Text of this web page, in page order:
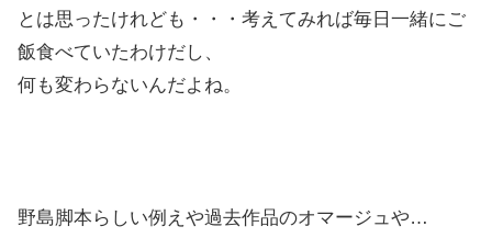
とは思ったけれども・・・考えてみれば毎日一緒にご
飯食べていたわけだし、
何も変わらないんだよね。
野島脚本らしい例えや過去作品のオマージュや…